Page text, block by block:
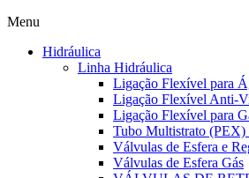
Menu
Hidráulica
Linha Hidráulica
Ligação Flexível para
Ligação Flexível Anti-
Ligação Flexível para
Tubo Multistrato (PEX)
Válvulas de Esfera e
Válvulas de Esfera Gás